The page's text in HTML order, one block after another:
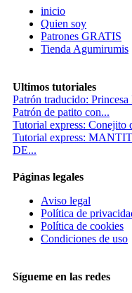
inicio
Quien soy
Patrones GRATIS
Tienda Agumirumis
Ultimos tutoriales
Patrón traducido: Princesa
Patrón de patito con...
Tutorial express: Conejito
Tutorial express:
DE...
Páginas legales
Aviso legal
Política de
Política de cookies
Condiciones de uso
Sígueme en las redes